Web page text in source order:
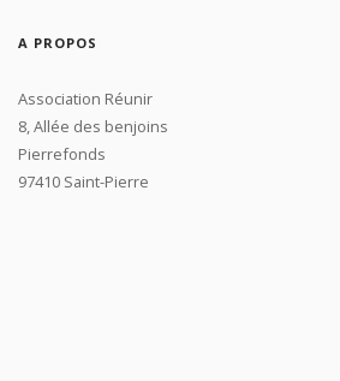
A PROPOS
Association Réunir
8, Allée des benjoins
Pierrefonds
97410 Saint-Pierre